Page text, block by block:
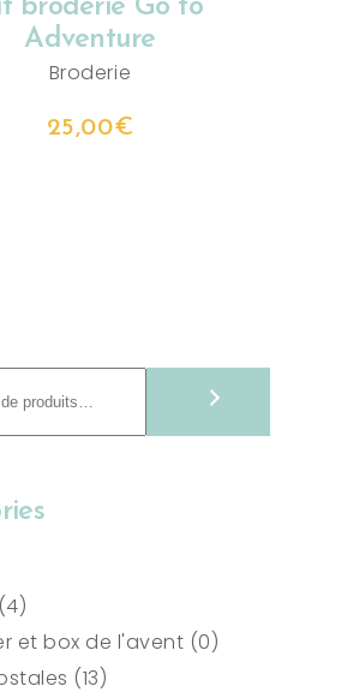
broderie Go to
Adventure
Broderie
25,00€
44
produits
et box de l'avent 00
1313